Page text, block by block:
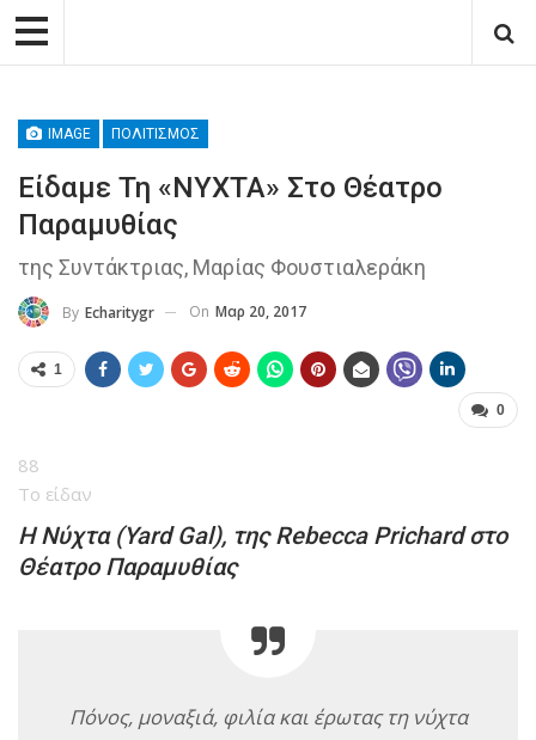
IMAGE ΠΟΛΙΤΙΣΜΌΣ
Είδαμε Τη «ΝΥΧΤΑ» Στο Θέατρο
Παραμυθίας
της Συντάκτριας, Μαρίας Φουστιαλεράκη
By Echaritygr On Μαρ 20, 2017
1
0
88
Το είδαν
Η Νύχτα (Yard Gal), της Rebecca Prichard στο
Θέατρο Παραμυθίας
Πόνος, μοναξιά, φιλία και έρωτας τη νύχτα